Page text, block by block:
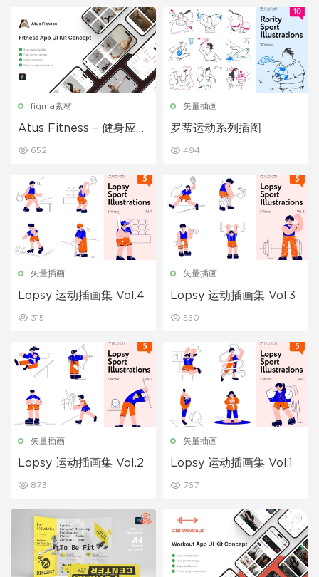
figma素材
Atus Fitness – 健身应用
652
矢量插画
罗蒂运动系列插图
494
矢量插画
Lopsy 运动插画集 Vol.4
315
矢量插画
Lopsy 运动插画集 Vol.3
550
矢量插画
Lopsy 运动插画集 Vol.2
873
矢量插画
Lopsy 运动插画集 Vol.1
767